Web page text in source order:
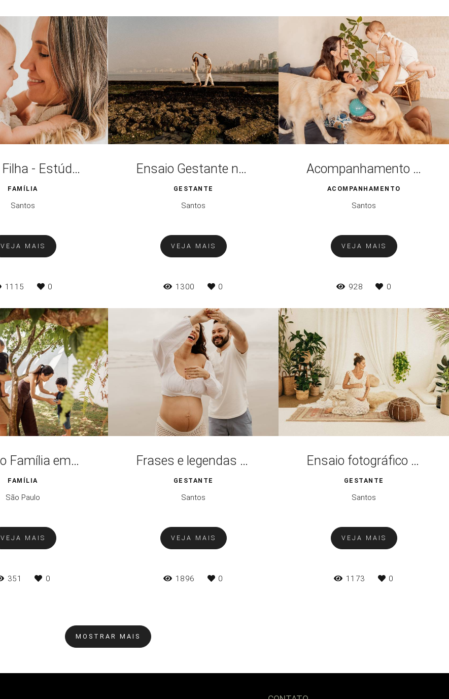
Mãe e Filha - Estúdio
FAMÍLIA
Santos
VEJA MAIS
1115 0
Ensaio Gestante na Praia
GESTANTE
Santos
VEJA MAIS
1300 0
Acompanhamento 6 meses - Lifestyle
ACOMPANHAMENTO
Santos
VEJA MAIS
928 0
Sessão Família em Casa
FAMÍLIA
São Paulo
VEJA MAIS
351 0
Frases e legendas para fotos gestante
GESTANTE
Santos
VEJA MAIS
1896 0
Ensaio fotográfico de gestante em Santos
GESTANTE
Santos
VEJA MAIS
1173 0
MOSTRAR MAIS